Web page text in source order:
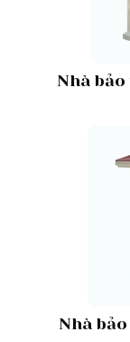
Nhà bảo
Nhà